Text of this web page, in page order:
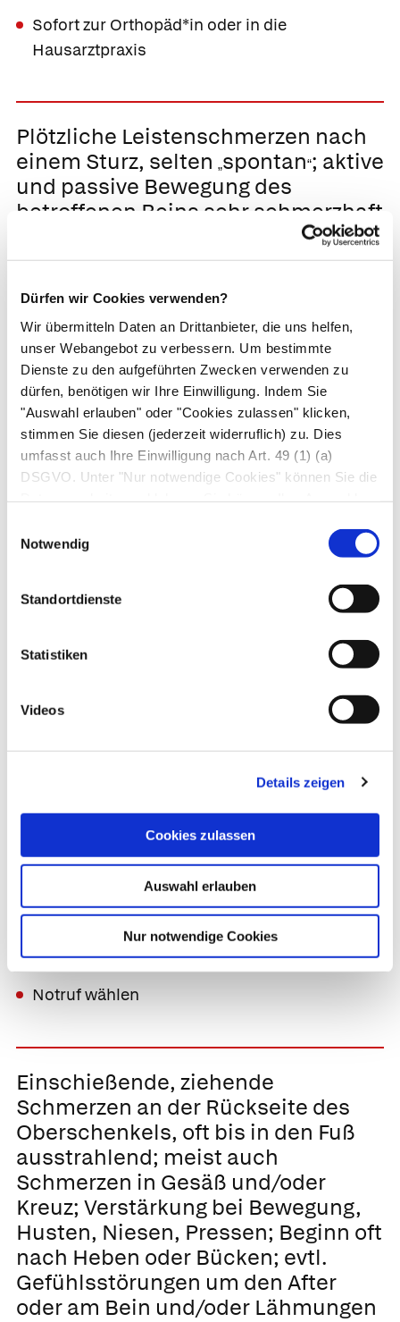
Dürfen wir Cookies verwenden?
Wir übermitteln Daten an Drittanbieter, die uns helfen,
unser Webangebot zu verbessern. Um bestimmte
Dienste zu den aufgeführten Zwecken verwenden zu
dürfen, benötigen wir Ihre Einwilligung. Indem Sie
"Auswahl erlauben" oder "Cookies zulassen" klicken,
stimmen Sie diesen (jederzeit widerruflich) zu. Dies
umfasst auch Ihre Einwilligung nach Art. 49 (1) (a)
DSGVO. Unter "Nur notwendige Cookies" können Sie die
Notwendig
Standortdienste
Statistiken
Videos
Details zeigen
Cookies zulassen
Auswahl erlauben
Nur notwendige Cookies
Sofort zur Orthopäd*in oder in die
Hausarztpraxis
Plötzliche Leistenschmerzen nach
einem Sturz, selten „spontan“; aktive
und passive Bewegung des
betroffenen Beins sehr schmerzhaft
gehäuft beiOsteoporose(Knochenschwund)
Maßnahme:
Notruf wählen
Stärkste Schmerzen im Gesäß oder
in der Leiste nach einem Unfall;
betroffenes Bein meist in der Hüfte
gebeugt und bewegungsunfähig
Notruf wählen
Oberschenkel nach Unfall oder
schwerem Sturz
Oberschenkelbruch
Maßnahme:
Notruf wählen
Einschießende, ziehende
Schmerzen an der Rückseite des
Oberschenkels, oft bis in den Fuß
ausstrahlend; meist auch
Schmerzen in Gesäß und/oder
Kreuz; Verstärkung bei Bewegung,
Husten, Niesen, Pressen; Beginn oft
nach Heben oder Bücken; evtl.
Gefühlsstörungen um den After
oder am Bein und/oder Lähmungen